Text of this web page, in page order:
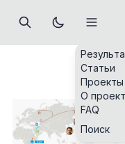
Статьи
Проекты
О
FAQ
Поиск